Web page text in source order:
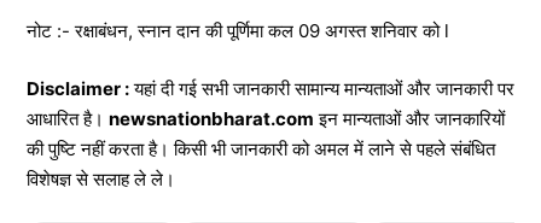
नोट :- रक्षाबंधन, स्नान दान की पूर्णिमा कल 09 अगस्त शनिवार को l
Disclaimer :यहां दी गई सभी जानकारी सामान्य मान्यताओं और जानकारी पर
आधारित है। newsnationbharat.com इन मान्यताओं और जानकारियों
की पुष्टि नहीं करता है। किसी भी जानकारी को अमल में लाने से पहले संबंधित
विशेषज्ञ से सलाह ले ले।